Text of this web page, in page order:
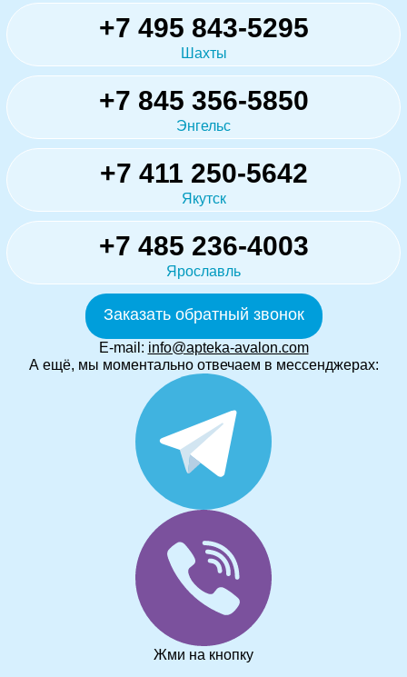
+7 495 843-5295
Шахты
+7 845 356-5850
Энгельс
+7 411 250-5642
Якутск
+7 485 236-4003
Ярославль
Заказать обратный звонок
E-mail: info@apteka-avalon.com
А ещё, мы моментально отвечаем в мессенджерах:
Жми на кнопку